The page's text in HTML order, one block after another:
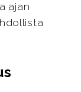
ajan